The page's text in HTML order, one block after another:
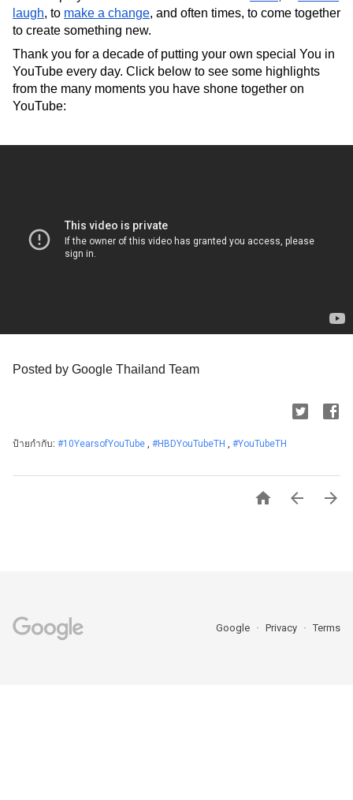
laugh, to make a change, and often times, to come together
to create something new.
Thank you for a decade of putting your own special You in
YouTube every day. Click below to see some highlights
from the many moments you have shone together on
YouTube:
Posted by Google Thailand Team
ป้ายกำกับ: #10YearsofYouTube , #HBDYouTubeTH , #YouTubeTH
  
Google Privacy Terms